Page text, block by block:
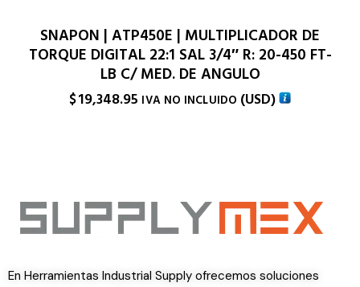
SNAPON | ATP450E | MULTIPLICADOR DE
TORQUE DIGITAL 22:1 SAL 3/4″ R: 20-450 FT-
LB C/ MED. DE ANGULO
$19,348.95 IVA NO INCLUIDO (USD)
En Herramientas Industrial Supply ofrecemos soluciones